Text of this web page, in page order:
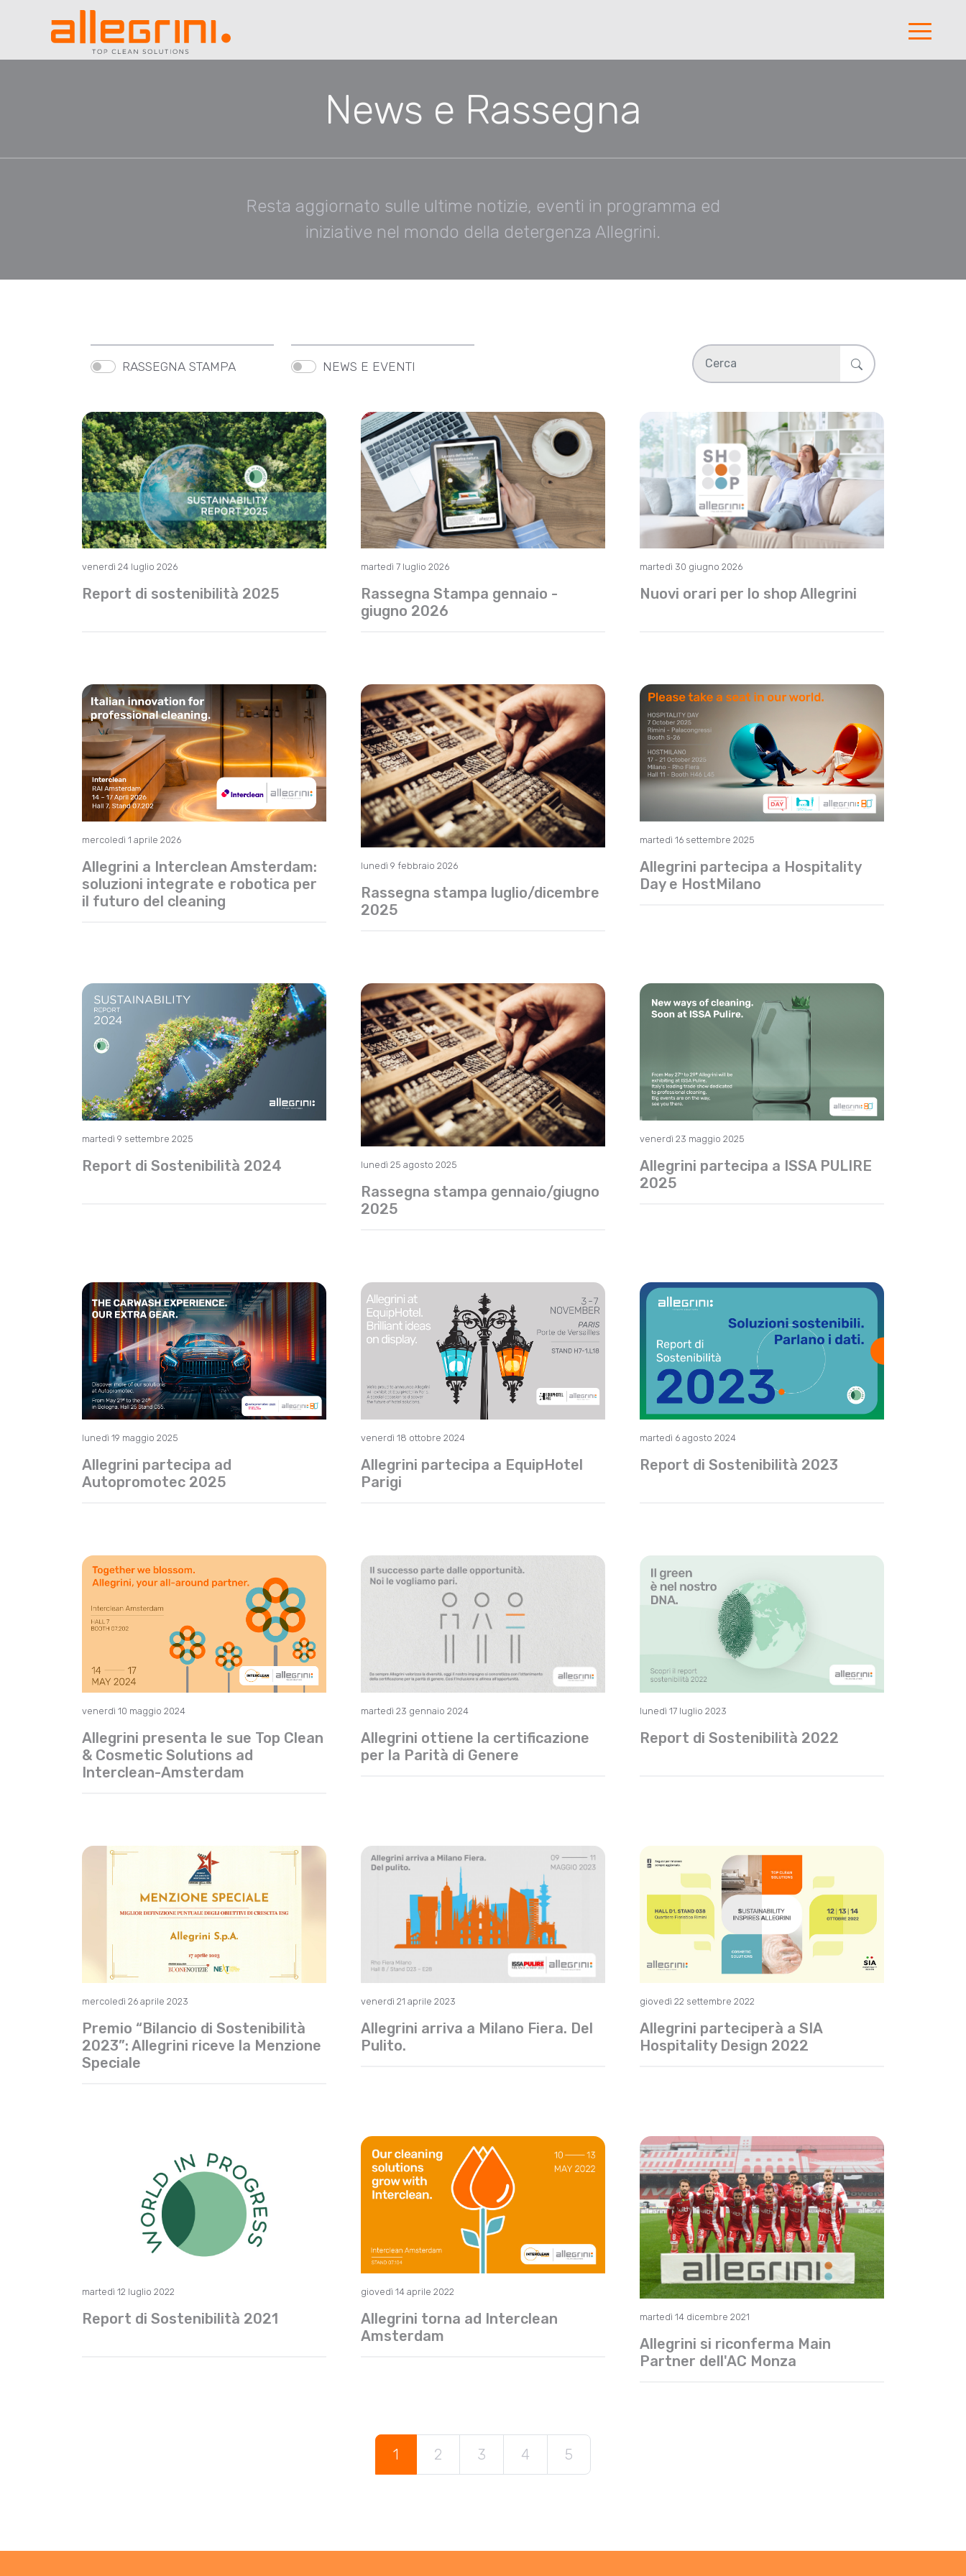
News e Rassegna
Resta aggiornato sulle ultime notizie, eventi in programma ed
iniziative nel mondo della detergenza Allegrini.
RASSEGNA STAMPA NEWS E EVENTI
venerdì 24 luglio 2026
Report di sostenibilità 2025
martedì 7 luglio 2026
Rassegna Stampa gennaio -
giugno 2026
martedì 30 giugno 2026
Nuovi orari per lo shop Allegrini
mercoledì 1 aprile 2026
Allegrini a Interclean Amsterdam:
soluzioni integrate e robotica per
il futuro del cleaning
lunedì 9 febbraio 2026
Rassegna stampa luglio/dicembre
2025
martedì 16 settembre 2025
Allegrini partecipa a Hospitality
Day e HostMilano
martedì 9 settembre 2025
Report di Sostenibilità 2024 lunedì 25 agosto 2025
Rassegna stampa gennaio/giugno
2025
venerdì 23 maggio 2025
Allegrini partecipa a ISSA PULIRE
2025
lunedì 19 maggio 2025
Allegrini partecipa ad
Autopromotec 2025
venerdì 18 ottobre 2024
Allegrini partecipa a EquipHotel
Parigi
martedì 6 agosto 2024
Report di Sostenibilità 2023
venerdì 10 maggio 2024
Allegrini presenta le sue Top Clean
& Cosmetic Solutions ad
Interclean-Amsterdam
martedì 23 gennaio 2024
Allegrini ottiene la certificazione
per la Parità di Genere
lunedì 17 luglio 2023
Report di Sostenibilità 2022
mercoledì 26 aprile 2023
Premio “Bilancio di Sostenibilità
2023”: Allegrini riceve la Menzione
Speciale
venerdì 21 aprile 2023
Allegrini arriva a Milano Fiera. Del
Pulito.
giovedì 22 settembre 2022
Allegrini parteciperà a SIA
Hospitality Design 2022
martedì 12 luglio 2022
Report di Sostenibilità 2021
giovedì 14 aprile 2022
Allegrini torna ad Interclean
Amsterdam
martedì 14 dicembre 2021
Allegrini si riconferma Main
Partner dell'AC Monza
1 2 3 4 5